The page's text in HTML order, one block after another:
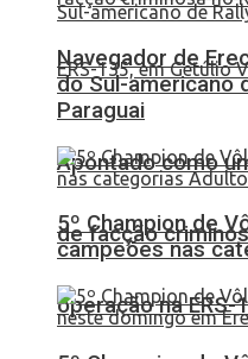
Apontado como
de facção
operação na ERS-
Navegador de
do Sul-americano
Paraguai
5º Champion de
campeões nas